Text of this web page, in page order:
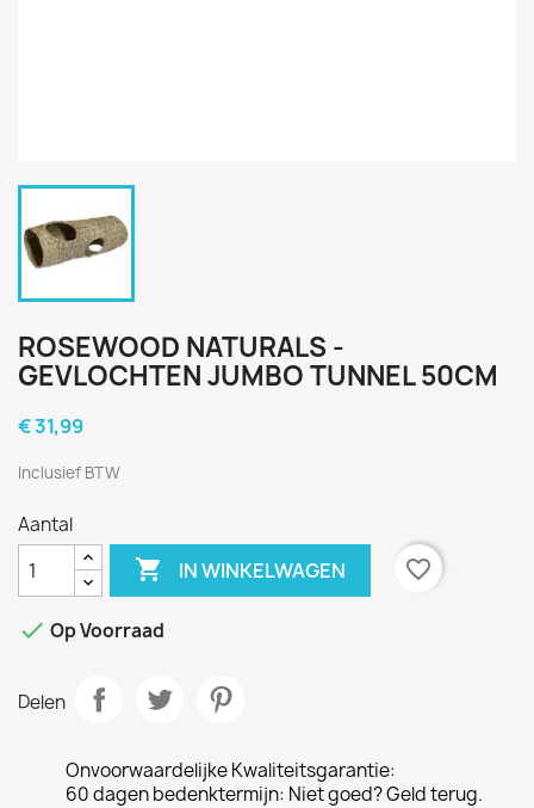
ROSEWOOD NATURALS -
GEVLOCHTEN JUMBO TUNNEL 50CM
€ 31,99
Inclusief BTW
Aantal
 IN WINKELWAGEN favorite_border
 Op Voorraad
Delen
Onvoorwaardelijke Kwaliteitsgarantie:
60 dagen bedenktermijn: Niet goed? Geld terug.